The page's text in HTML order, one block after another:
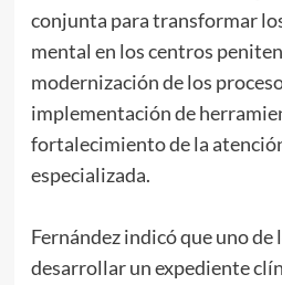
conjunta para transformar
mental en los centros
modernización de los
implementación de
fortalecimiento de la
especializada.
Fernández indicó que uno de
desarrollar un expediente